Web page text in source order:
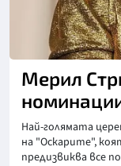
Мерил
Най-голямата
на "Оскарите",
предизвиква все